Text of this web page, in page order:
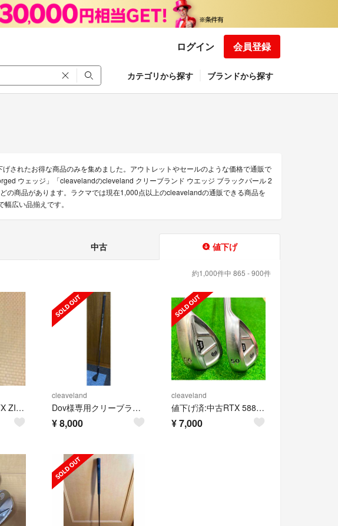
ログイン 会員登録
カテゴリから探す ブランドから探す
されたお得な商品のみを集めました。アウトレットやセールのような価格で通販で
ウェッジ」「cleavelandのcleveland クリーブランド ウエッジ ブラックパール 2
商品があります。ラクマでは現在1,000点以上のcleavelandの通販できる商品を
広い品揃えです。
中古 値下げ
約1,000件中 865 - 900件
クリーブランドRTX ZIP COREブラックサテン56°
cleaveland
Dov様専用クリーブランド RTX ZIPCORE ブラックサテン46°
¥8,000
cleaveland
値下げ済:中古RTX 588 2.0 CB ツアーサテン50&56°セット
¥7,000